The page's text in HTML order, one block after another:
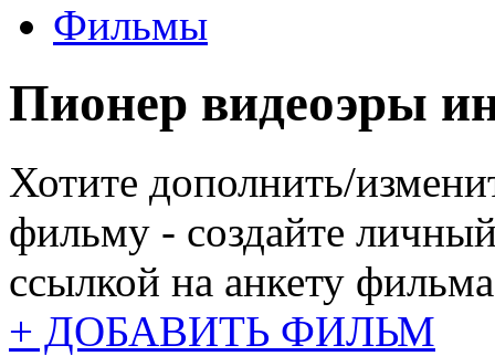
Фильмы
Пионер видеоэры
Хотите дополнить/
фильму - создайте
ссылкой на анкету
+ ДОБАВИТЬ ФИЛЬМ